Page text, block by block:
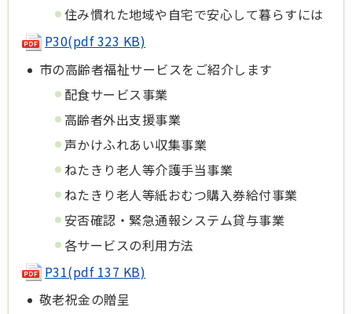
住み慣れた地域や自宅で安心して暮らすには
P30(pdf 323 KB)
市の高齢者福祉サービスをご紹介します
配食サービス事業
高齢者外出支援事業
声かけふれあい収集事業
ねたきり老人等介護手当事業
ねたきり老人等紙おむつ購入券給付事業
安否確認・緊急通報システム貸与事業
各サービスの利用方法
P31(pdf 137 KB)
敬老祝金の贈呈